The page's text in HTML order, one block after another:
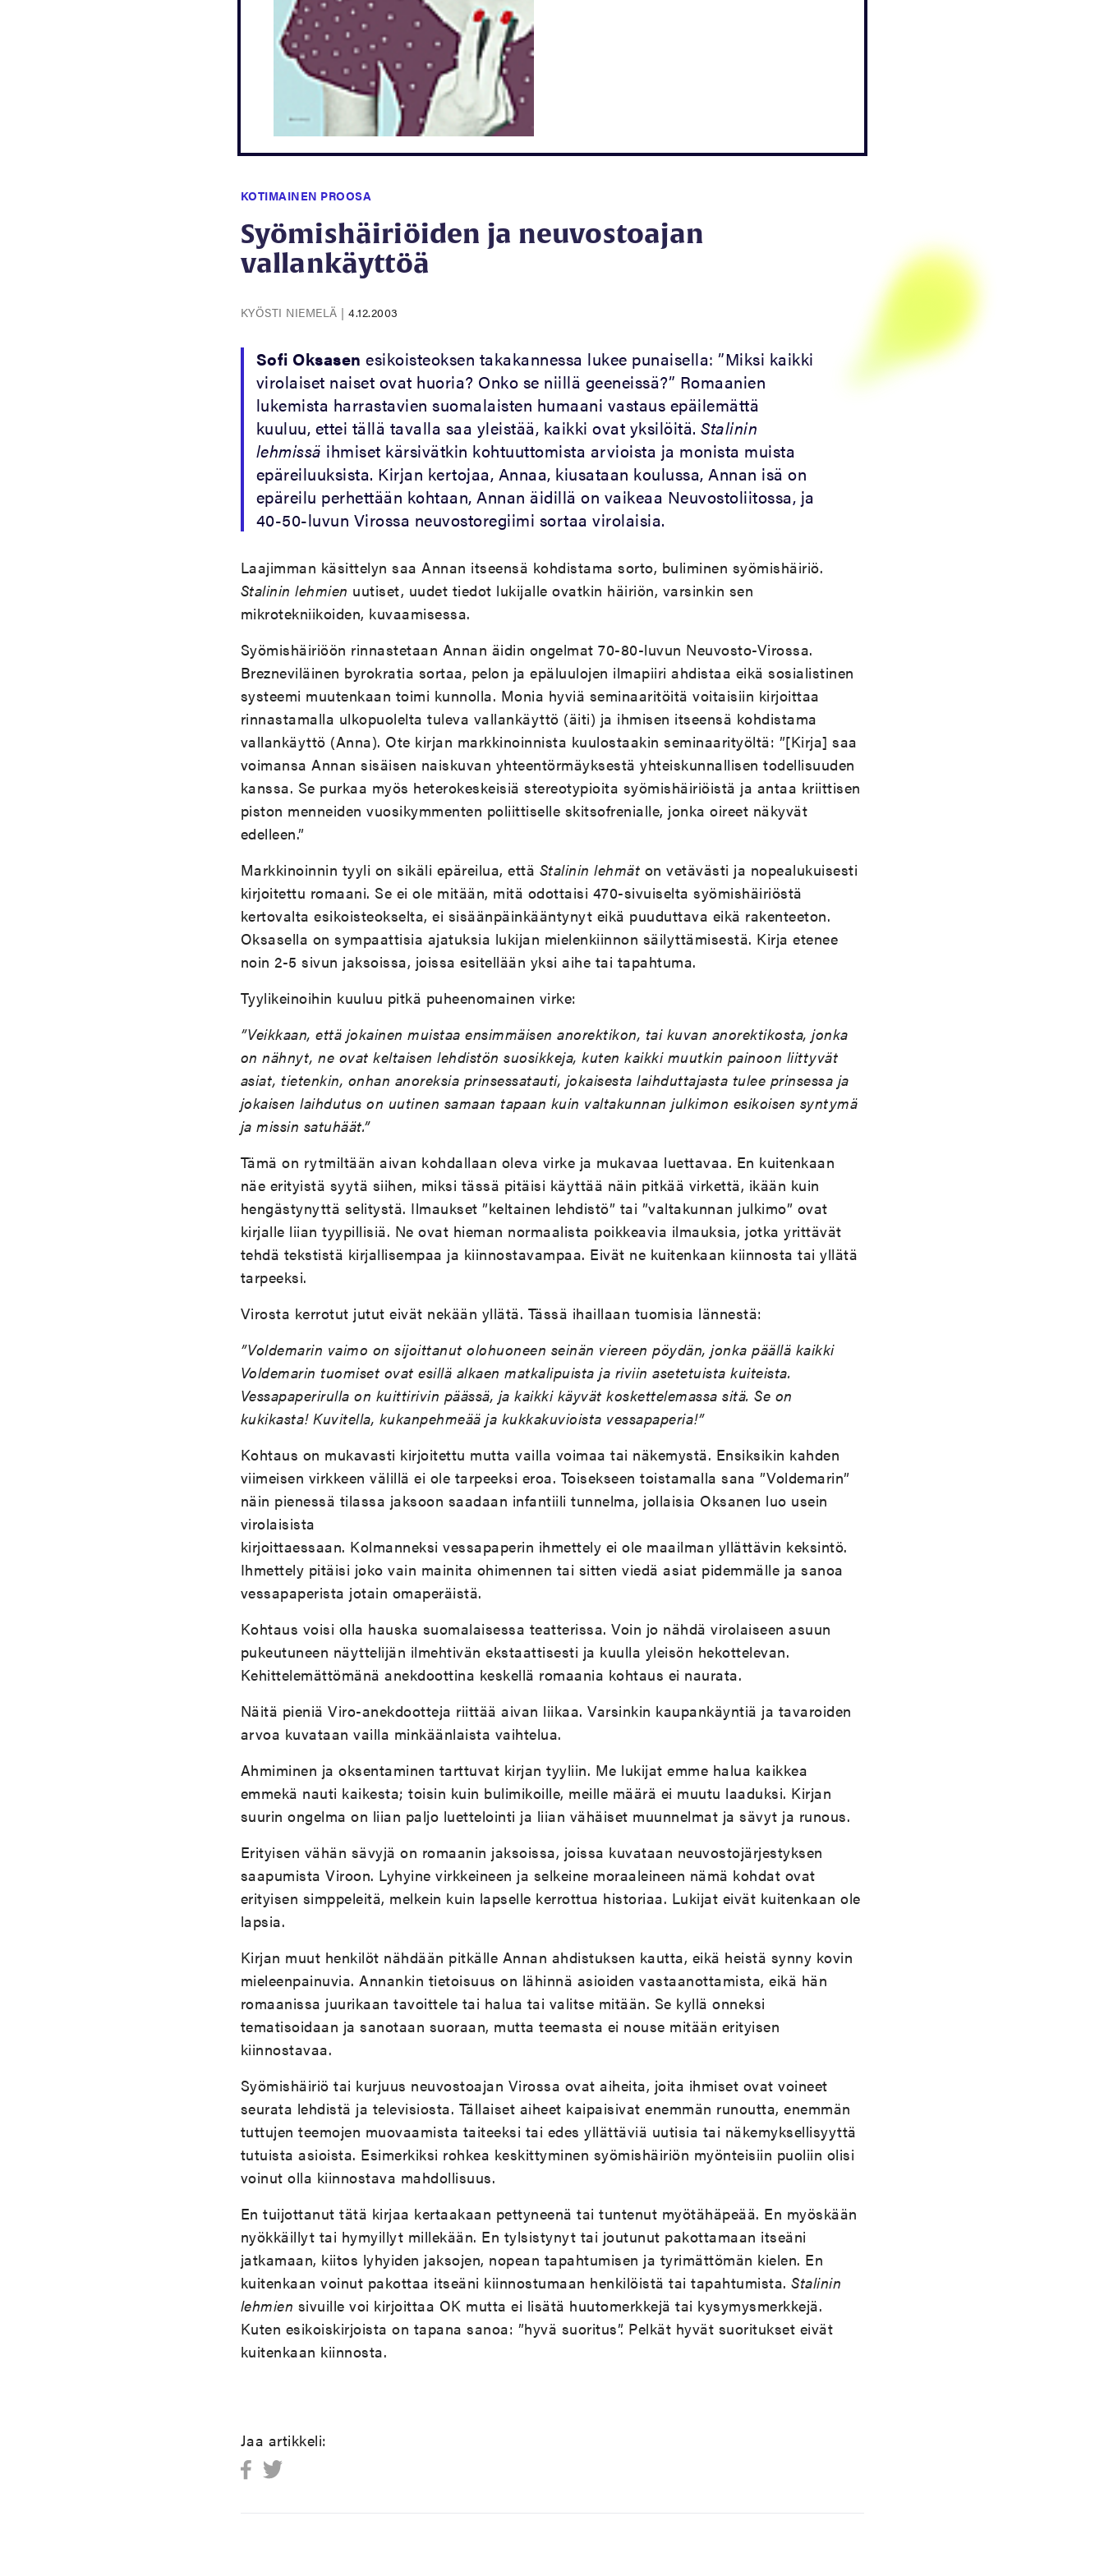
KOTIMAINEN PROOSA
Syömishäiriöiden ja neuvostoajan
vallankäyttöä
KYÖSTI NIEMELÄ | 4.12.2003
Sofi Oksasen esikoisteoksen takakannessa lukee punaisella: ”Miksi kaikki
virolaiset naiset ovat huoria? Onko se niillä geeneissä?” Romaanien
lukemista harrastavien suomalaisten humaani vastaus epäilemättä
kuuluu, ettei tällä tavalla saa yleistää, kaikki ovat yksilöitä. Stalinin
lehmissä ihmiset kärsivätkin kohtuuttomista arvioista ja monista muista
epäreiluuksista. Kirjan kertojaa, Annaa, kiusataan koulussa, Annan isä on
epäreilu perhettään kohtaan, Annan äidillä on vaikeaa Neuvostoliitossa, ja
40-50-luvun Virossa neuvostoregiimi sortaa virolaisia.
Laajimman käsittelyn saa Annan itseensä kohdistama sorto, buliminen syömishäiriö.
Stalinin lehmien uutiset, uudet tiedot lukijalle ovatkin häiriön, varsinkin sen
mikrotekniikoiden, kuvaamisessa.
Syömishäiriöön rinnastetaan Annan äidin ongelmat 70-80-luvun Neuvosto-Virossa.
Brezneviläinen byrokratia sortaa, pelon ja epäluulojen ilmapiiri ahdistaa eikä sosialistinen
systeemi muutenkaan toimi kunnolla. Monia hyviä seminaaritöitä voitaisiin kirjoittaa
rinnastamalla ulkopuolelta tuleva vallankäyttö (äiti) ja ihmisen itseensä kohdistama
vallankäyttö (Anna). Ote kirjan markkinoinnista kuulostaakin seminaarityöltä: ”[Kirja] saa
voimansa Annan sisäisen naiskuvan yhteentörmäyksestä yhteiskunnallisen todellisuuden
kanssa. Se purkaa myös heterokeskeisiä stereotypioita syömishäiriöistä ja antaa kriittisen
piston menneiden vuosikymmenten poliittiselle skitsofrenialle, jonka oireet näkyvät
edelleen.”
Markkinoinnin tyyli on sikäli epäreilua, että Stalinin lehmät on vetävästi ja nopealukuisesti
kirjoitettu romaani. Se ei ole mitään, mitä odottaisi 470-sivuiselta syömishäiriöstä
kertovalta esikoisteokselta, ei sisäänpäinkääntynyt eikä puuduttava eikä rakenteeton.
Oksasella on sympaattisia ajatuksia lukijan mielenkiinnon säilyttämisestä. Kirja etenee
noin 2-5 sivun jaksoissa, joissa esitellään yksi aihe tai tapahtuma.
Tyylikeinoihin kuuluu pitkä puheenomainen virke:
”Veikkaan, että jokainen muistaa ensimmäisen anorektikon, tai kuvan anorektikosta, jonka
on nähnyt, ne ovat keltaisen lehdistön suosikkeja, kuten kaikki muutkin painoon liittyvät
asiat, tietenkin, onhan anoreksia prinsessatauti, jokaisesta laihduttajasta tulee prinsessa ja
jokaisen laihdutus on uutinen samaan tapaan kuin valtakunnan julkimon esikoisen syntymä
ja missin satuhäät.”
Tämä on rytmiltään aivan kohdallaan oleva virke ja mukavaa luettavaa. En kuitenkaan
näe erityistä syytä siihen, miksi tässä pitäisi käyttää näin pitkää virkettä, ikään kuin
hengästynyttä selitystä. Ilmaukset ”keltainen lehdistö” tai ”valtakunnan julkimo” ovat
kirjalle liian tyypillisiä. Ne ovat hieman normaalista poikkeavia ilmauksia, jotka yrittävät
tehdä tekstistä kirjallisempaa ja kiinnostavampaa. Eivät ne kuitenkaan kiinnosta tai yllätä
tarpeeksi.
Virosta kerrotut jutut eivät nekään yllätä. Tässä ihaillaan tuomisia lännestä:
”Voldemarin vaimo on sijoittanut olohuoneen seinän viereen pöydän, jonka päällä kaikki
Voldemarin tuomiset ovat esillä alkaen matkalipuista ja riviin asetetuista kuiteista.
Vessapaperirulla on kuittirivin päässä, ja kaikki käyvät koskettelemassa sitä. Se on
kukikasta! Kuvitella, kukanpehmeää ja kukkakuvioista vessapaperia!”
Kohtaus on mukavasti kirjoitettu mutta vailla voimaa tai näkemystä. Ensiksikin kahden
viimeisen virkkeen välillä ei ole tarpeeksi eroa. Toisekseen toistamalla sana ”Voldemarin”
näin pienessä tilassa jaksoon saadaan infantiili tunnelma, jollaisia Oksanen luo usein
virolaisista
kirjoittaessaan. Kolmanneksi vessapaperin ihmettely ei ole maailman yllättävin keksintö.
Ihmettely pitäisi joko vain mainita ohimennen tai sitten viedä asiat pidemmälle ja sanoa
vessapaperista jotain omaperäistä.
Kohtaus voisi olla hauska suomalaisessa teatterissa. Voin jo nähdä virolaiseen asuun
pukeutuneen näyttelijän ilmehtivän ekstaattisesti ja kuulla yleisön hekottelevan.
Kehittelemättömänä anekdoottina keskellä romaania kohtaus ei naurata.
Näitä pieniä Viro-anekdootteja riittää aivan liikaa. Varsinkin kaupankäyntiä ja tavaroiden
arvoa kuvataan vailla minkäänlaista vaihtelua.
Ahmiminen ja oksentaminen tarttuvat kirjan tyyliin. Me lukijat emme halua kaikkea
emmekä nauti kaikesta; toisin kuin bulimikoille, meille määrä ei muutu laaduksi. Kirjan
suurin ongelma on liian paljo luettelointi ja liian vähäiset muunnelmat ja sävyt ja runous.
Erityisen vähän sävyjä on romaanin jaksoissa, joissa kuvataan neuvostojärjestyksen
saapumista Viroon. Lyhyine virkkeineen ja selkeine moraaleineen nämä kohdat ovat
erityisen simppeleitä, melkein kuin lapselle kerrottua historiaa. Lukijat eivät kuitenkaan ole
lapsia.
Kirjan muut henkilöt nähdään pitkälle Annan ahdistuksen kautta, eikä heistä synny kovin
mieleenpainuvia. Annankin tietoisuus on lähinnä asioiden vastaanottamista, eikä hän
romaanissa juurikaan tavoittele tai halua tai valitse mitään. Se kyllä onneksi
tematisoidaan ja sanotaan suoraan, mutta teemasta ei nouse mitään erityisen
kiinnostavaa.
Syömishäiriö tai kurjuus neuvostoajan Virossa ovat aiheita, joita ihmiset ovat voineet
seurata lehdistä ja televisiosta. Tällaiset aiheet kaipaisivat enemmän runoutta, enemmän
tuttujen teemojen muovaamista taiteeksi tai edes yllättäviä uutisia tai näkemyksellisyyttä
tutuista asioista. Esimerkiksi rohkea keskittyminen syömishäiriön myönteisiin puoliin olisi
voinut olla kiinnostava mahdollisuus.
En tuijottanut tätä kirjaa kertaakaan pettyneenä tai tuntenut myötähäpeää. En myöskään
nyökkäillyt tai hymyillyt millekään. En tylsistynyt tai joutunut pakottamaan itseäni
jatkamaan, kiitos lyhyiden jaksojen, nopean tapahtumisen ja tyrimättömän kielen. En
kuitenkaan voinut pakottaa itseäni kiinnostumaan henkilöistä tai tapahtumista. Stalinin
lehmien sivuille voi kirjoittaa OK mutta ei lisätä huutomerkkejä tai kysymysmerkkejä.
Kuten esikoiskirjoista on tapana sanoa: ”hyvä suoritus”. Pelkät hyvät suoritukset eivät
kuitenkaan kiinnosta.
Jaa artikkeli: